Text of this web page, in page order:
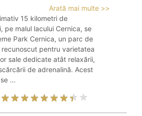
Arată mai multe >>
15 kilometri de
pe malul lacului Cernica, se
Park Cernica, un parc de
pentru varietatea
sale dedicate atât relaxării,
de adrenalină. Acest
...